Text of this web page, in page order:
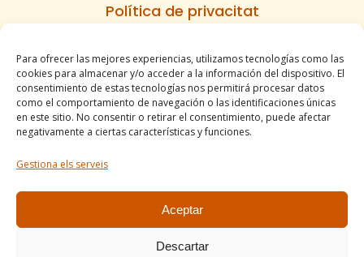
Para ofrecer las mejores experiencias, utilizamos tecnologías como las
cookies para almacenar y/o acceder a la información del dispositivo. El
consentimiento de estas tecnologías nos permitirá procesar datos
como el comportamiento de navegación o las identificaciones únicas
en este sitio. No consentir o retirar el consentimiento, puede afectar
negativamente a ciertas características y funciones.
Gestiona els serveis
Aceptar
Descartar
Política de privacitat
Informe d’accesibilitat
Condicions de venda
Mapa del lloc
comercial@apirossend.com